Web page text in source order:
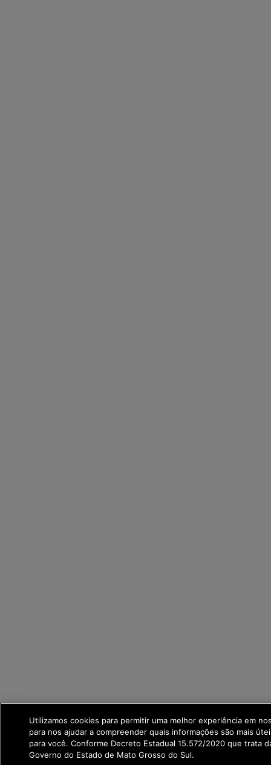
Utilizamos cookies para permitir uma melhor experiência em
para nos ajudar a compreender quais informações são mais
para você. Conforme Decreto Estadual 15.572/2020 que trata
Governo do Estado de Mato Grosso do Sul.